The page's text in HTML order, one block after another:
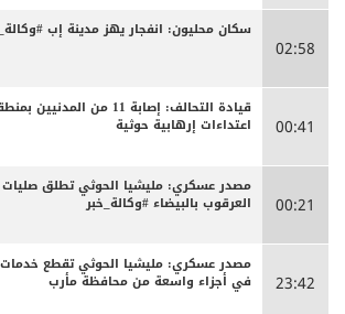
02:58
سكان محليون: انفجار يهز مدينة إب
00:41
قيادة التحالف: إصابة 11 من
اعتداءات إرهابية حوثية
00:21
مصدر عسكري: مليشيا الحوثي تطلق
العرقوب بالبيضاء #وكالة_خبر
23:42
مصدر عسكري: مليشيا الحوثي تقطع خدمات
في أجزاء واسعة من محافظة مأرب